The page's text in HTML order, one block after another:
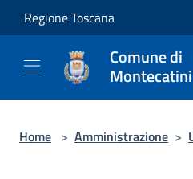
Salta al contenuto principale
Regione Toscana
Comune di
Home > Amministrazione >